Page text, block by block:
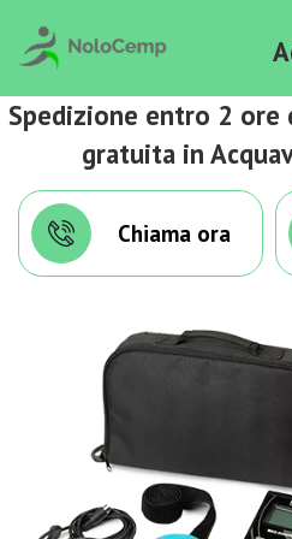
Spedizione entro 2 ore
gratuita in
Chiama ora